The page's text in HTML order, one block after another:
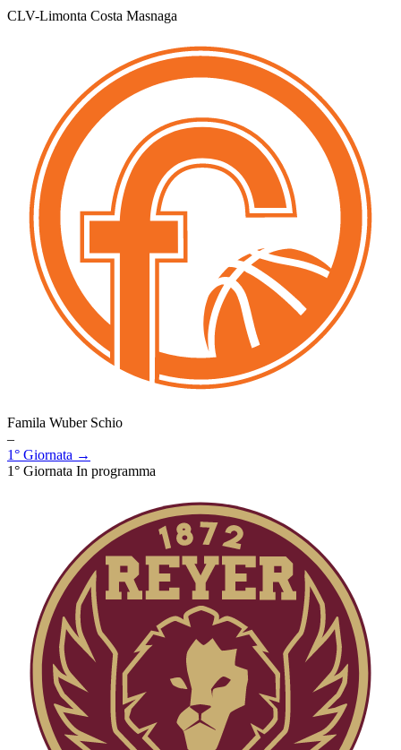
CLV-Limonta Costa Masnaga
Famila Wuber Schio
–
1° Giornata →
1° Giornata In programma